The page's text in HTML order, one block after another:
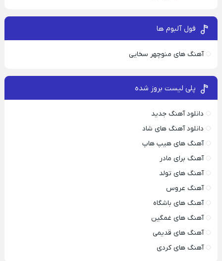
فول آلبوم ها
آهنگ های منوچهر سخایی
پلی لیست بروز شده
دانلود آهنگ جدید
دانلود آهنگ های شاد
آهنگ های هیپ هاپ
آهنگ برای مادر
آهنگ های تولد
آهنگ عروس
آهنگ های باشگاه
آهنگ های غمگین
آهنگ های قدیمی
آهنگ های کردی